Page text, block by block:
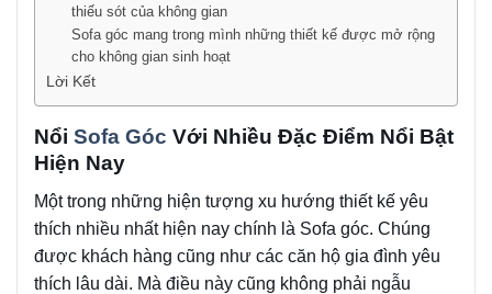
thiếu sót của không gian
Sofa góc mang trong mình những thiết kế được mở rộng
cho không gian sinh hoạt
Lời Kết
Nổi Sofa Góc Với Nhiều Đặc Điểm Nổi Bật
Hiện Nay
Một trong những hiện tượng xu hướng thiết kế yêu
thích nhiều nhất hiện nay chính là Sofa góc. Chúng
được khách hàng cũng như các căn hộ gia đình yêu
thích lâu dài. Mà điều này cũng không phải ngẫu